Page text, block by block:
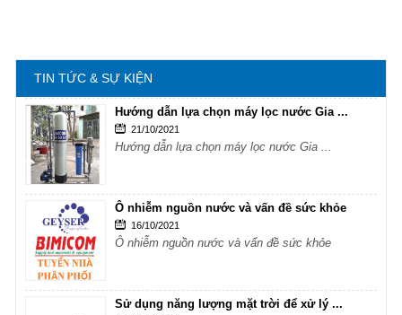
TIN TỨC & SỰ KIỆN
Hướng dẫn lựa chọn máy lọc nước Gia ...
21/10/2021
Hướng dẫn lựa chọn máy lọc nước Gia ...
Ô nhiễm nguồn nước và vấn đề sức khỏe
16/10/2021
Ô nhiễm nguồn nước và vấn đề sức khỏe
Sử dụng năng lượng mặt trời để xử lý ...